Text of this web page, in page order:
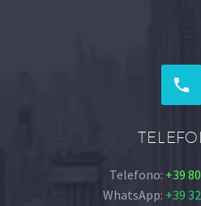


Telefono: +39
WhatsApp: +39